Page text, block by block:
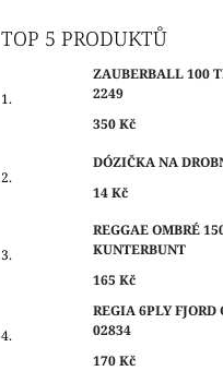
TOP 5 PRODUKTŮ
ZAUBERBALL 100
2249
350 Kč
DÓZIČKA NA
14 Kč
REGGAE OMBRÉ
KUNTERBUNT
165 Kč
REGIA 6PLY FJORD
02834
170 Kč